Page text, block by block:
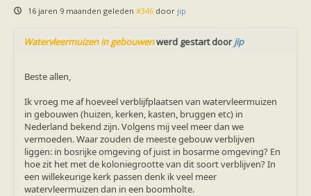
16 jaren 9 maanden geleden #346 door jip
Watervleermuizen in gebouwenwerd gestart doorjip
Beste allen,
Ik vroeg me af hoeveel verblijfplaatsen van watervleermuizen
in gebouwen (huizen, kerken, kasten, bruggen etc) in
Nederland bekend zijn. Volgens mij veel meer dan we
vermoeden. Waar zouden de meeste gebouw verblijven
liggen: in bosrijke omgeving of juist in bosarme omgeving? En
hoe zit het met de koloniegrootte van dit soort verblijven? In
een willekeurige kerk passen denk ik veel meer
watervleermuizen dan in een boomholte.